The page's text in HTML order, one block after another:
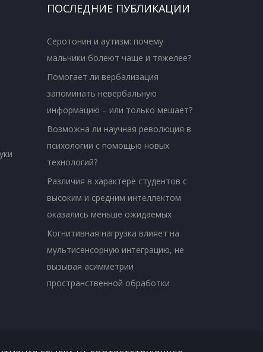
ПОСЛЕДНИЕ ПУБЛИКАЦИИ
Серотонин и аутизм: почему
мальчики болеют чаще и тяжелее?
Помогает ли вербализация
запоминать невербальную
информацию – или только мешает?
Возможна ли научная революция в
психологии с помощью новых
технологий?
Различия в характере студентов с
высоким и средним интеллектом
оказались меньше ожидаемых
Когнитивная нагрузка влияет на
мультисенсорную интеграцию, не
вызывая асимметрии
пространственной обработки